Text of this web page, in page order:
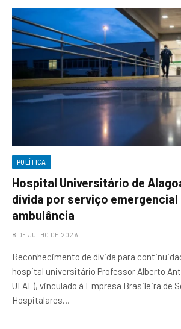
POLÍTICA
Hospital Universitário de
dívida por serviço emergencial
ambulância
8 DE JULHO DE 2026
Reconhecimento de dívida para
hospital universitário Professor Alberto
UFAL), vinculado à Empresa Brasileira de
Hospitalares…